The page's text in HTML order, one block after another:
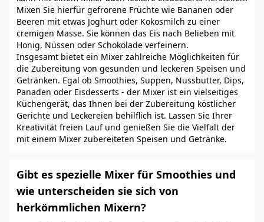
Mixen Sie hierfür gefrorene Früchte wie Bananen oder
Beeren mit etwas Joghurt oder Kokosmilch zu einer
cremigen Masse. Sie können das Eis nach Belieben mit
Honig, Nüssen oder Schokolade verfeinern.
Insgesamt bietet ein Mixer zahlreiche Möglichkeiten für
die Zubereitung von gesunden und leckeren Speisen und
Getränken. Egal ob Smoothies, Suppen, Nussbutter, Dips,
Panaden oder Eisdesserts - der Mixer ist ein vielseitiges
Küchengerät, das Ihnen bei der Zubereitung köstlicher
Gerichte und Leckereien behilflich ist. Lassen Sie Ihrer
Kreativität freien Lauf und genießen Sie die Vielfalt der
mit einem Mixer zubereiteten Speisen und Getränke.
Gibt es spezielle Mixer für Smoothies und
wie unterscheiden sie sich von
herkömmlichen Mixern?